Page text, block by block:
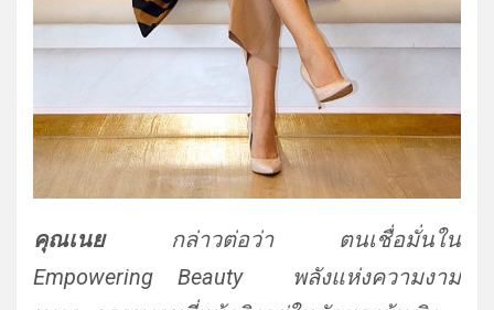
คุณเนย กล่าวต่อว่า
ตนเชื่อมั่นใน
Empowering Beauty พลังแห่งความงาม